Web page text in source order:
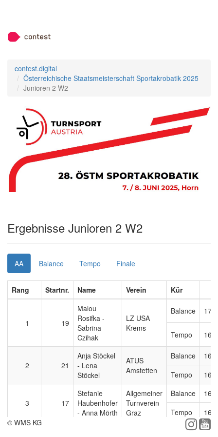
contest.digital
Österreichische Staatsmeisterschaft Sportakrobatik 2025
Junioren 2 W2
Ergebnisse Junioren 2 W2
AA Balance Tempo Finale
Rang Startnr. Name Verein Kür
1 19
Malou
Rosifka -
Sabrina
Czihak
LZ USA
Krems
Balance
Tempo
2 21
Anja Stöckel
- Lena
Stöckel
ATUS
Amstetten
Balance
Tempo
3 17
Stefanie
Haubenhofer
- Anna Mörth
Allgemeiner
Turnverein
Graz
Balance
Tempo
© WMS KG